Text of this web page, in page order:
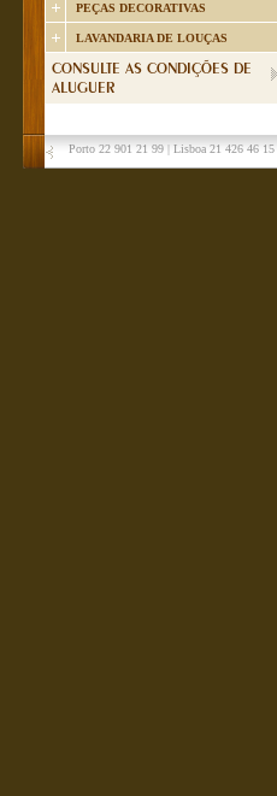
PEÇAS DECORATIVAS
LAVANDARIA DE LOUÇAS
CONSULTE AS CONDIÇÕES DE
ALUGUER
Porto 22 901 21 99 Lisboa 21 426 46 15